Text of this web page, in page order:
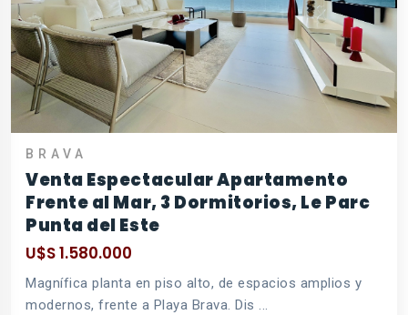
BRAVA
Venta Espectacular Apartamento
Frente al Mar, 3 Dormitorios, Le Parc
Punta del Este
U$S 1.580.000
Magnífica planta en piso alto, de espacios amplios y
modernos, frente a Playa Brava. Dis ...